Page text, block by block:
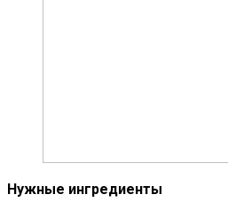
Нужные ингредиенты